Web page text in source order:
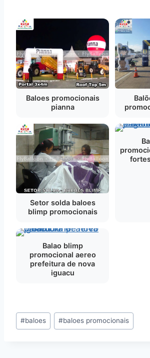
Baloes promocionais
pianna
Setor solda baloes
blimp promocionais
Balao blimp
promocional aereo
prefeitura de nova
iguacu
Tags
do
#baloes #baloes promocionais